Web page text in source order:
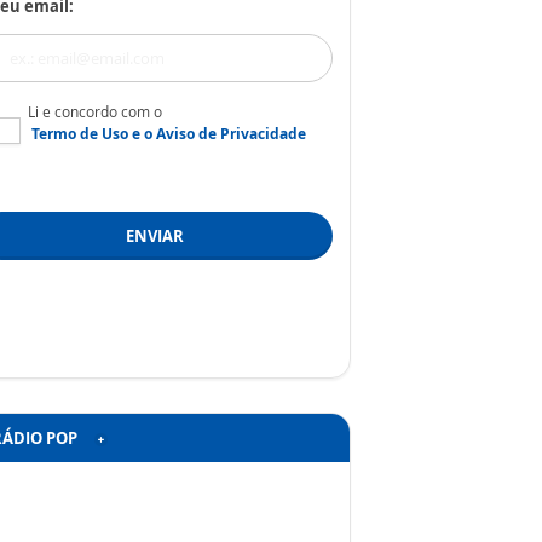
email:
Li e concordo com o
Termo de Usoe oAviso de Privacidade
ENVIAR
POP